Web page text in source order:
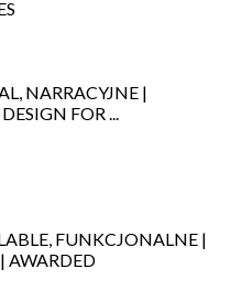
NARRACYJNE |
FOR ...
FUNKCJONALNE |
AWARDED